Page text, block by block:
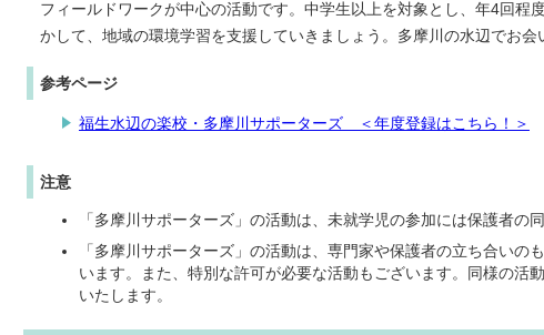
フィールドワークが中心の活動です。中学生以上を対象とし、年4回程
かして、地域の環境学習を支援していきましょう。多摩川の水辺でお会
参考ページ
福生水辺の楽校・多摩川サポーターズ ＜年度登録はこちら！＞
注意
「多摩川サポーターズ」の活動は、未就学児の参加には保護者の
「多摩川サポーターズ」の活動は、専門家や保護者の立ち合いの
います。また、特別な許可が必要な活動もございます。同様の活
いたします。